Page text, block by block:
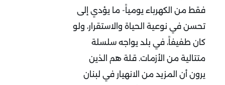
فقط من الكهرباء يومياً- ما يؤدي إلى
تحسن في نوعية الحياة والاستقرار، ولو
كان طفيفاً، في بلد يواجه سلسلة
متتالية من الأزمات. قلة هم الذين
يرون أن المزيد من الانهيار في لبنان